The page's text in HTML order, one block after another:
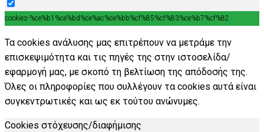
cookies-%ce%b1%ce%bd%ce%ac%ce%bb%cf%85%cf%83%ce%b7%cf%82
Τα cookies ανάλυσης μας επιτρέπουν να μετράμε την
επισκεψιμότητα και τις πηγές της στην ιστοσελίδα/
εφαρμογή μας, με σκοπό τη βελτίωση της απόδοσής της.
Όλες οι πληροφορίες που συλλέγουν τα cookies αυτά είναι
συγκεντρωτικές και ως εκ τούτου ανώνυμες.
Cookies στόχευσης/διαφήμισης